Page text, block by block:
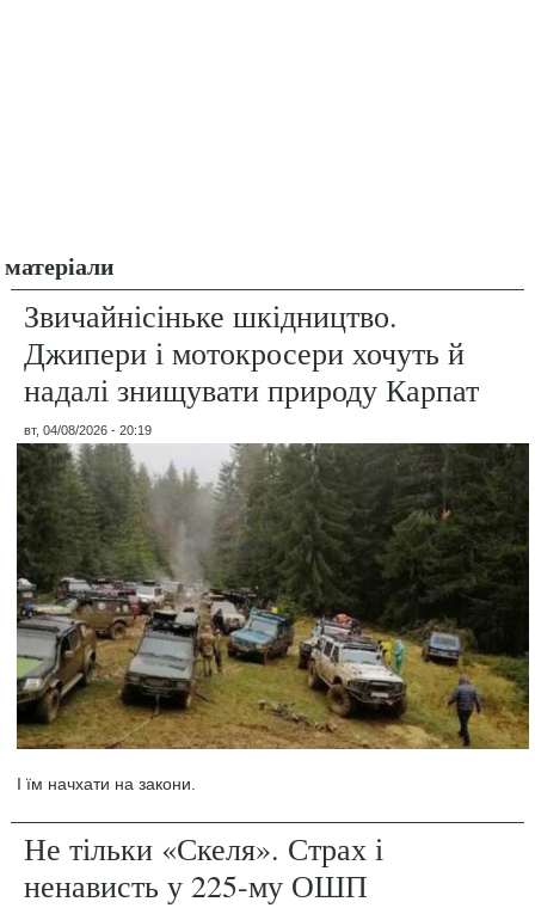
матеріали
Звичайнісіньке шкідництво.
Джипери і мотокросери хочуть й
надалі знищувати природу Карпат
вт, 04/08/2026 - 20:19
І їм начхати на закони.
Не тільки «Скеля». Страх і
ненависть у 225-му ОШП